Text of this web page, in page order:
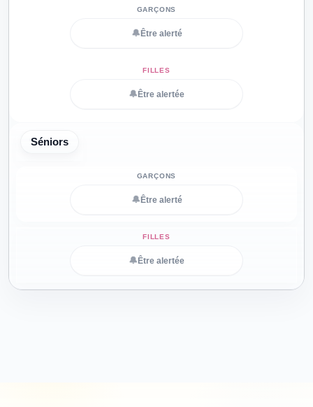
🔔 Être alerté
🔔 Être alertée
Séniors
🔔 Être alerté
🔔 Être alertée